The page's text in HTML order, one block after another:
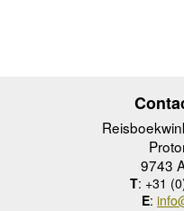
9743
T: +31
E: